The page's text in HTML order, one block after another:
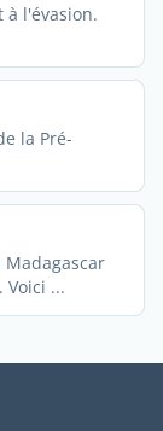
à l'évasion.
la Pré-
...